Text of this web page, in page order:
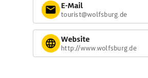
E-Mail
tourist@wolfsburg.de
Website
http://www.wolfsburg.de